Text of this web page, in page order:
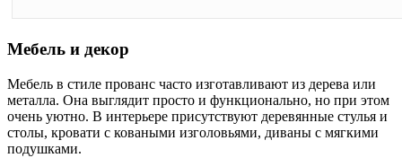
Мебель и декор
Мебель в стиле прованс часто изготавливают из дерева или
металла. Она выглядит просто и функционально, но при этом
очень уютно. В интерьере присутствуют деревянные стулья и
столы, кровати с коваными изголовьями, диваны с мягкими
подушками.